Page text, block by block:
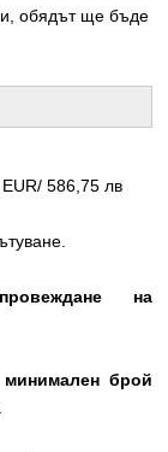
обядът ще бъде
586,75 лв
на
брой